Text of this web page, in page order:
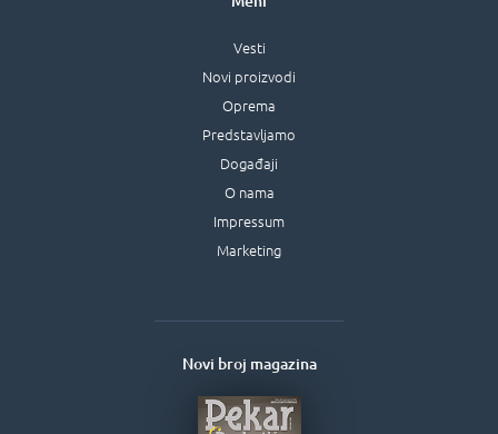
Vesti
Novi proizvodi
Oprema
Predstavljamo
Događaji
O nama
Impressum
Marketing
Novi broj magazina